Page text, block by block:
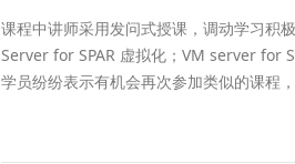
课程中讲师采用发问式授课，调动学习积
Server for SPAR 虚拟化；VM server for
学员纷纷表示有机会再次参加类似的课程